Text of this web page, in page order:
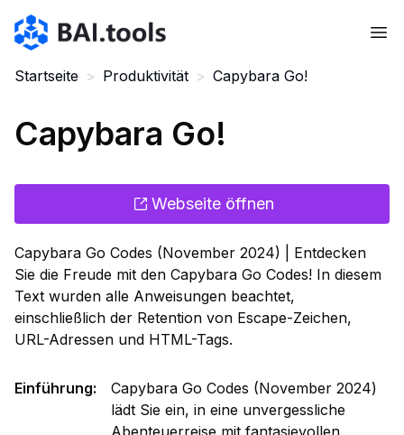
Bai.tools
Startseite > Produktivität > Capybara Go!
Capybara Go!
Webseite öffnen
Capybara Go Codes (November 2024) | Entdecken
Sie die Freude mit den Capybara Go Codes! In diesem
Text wurden alle Anweisungen beachtet,
einschließlich der Retention von Escape-Zeichen,
URL-Adressen und HTML-Tags.
Einführung:
Capybara Go Codes (November 2024)
lädt Sie ein, in eine unvergessliche
Abenteuerreise mit fantasievollen